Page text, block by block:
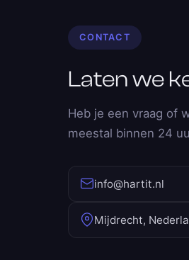
CONTACT
Laten we
Heb je een vraag of
meestal binnen 24
info@hartit.nl
Mijdrecht,